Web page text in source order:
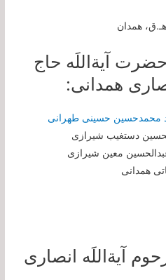
آیةاللَه حاج
همدانی:
محمدحسین حسینی طهرانی
دستغیب شیرازی
معین شیرازی
همدانی
آیةاللَه انصاری